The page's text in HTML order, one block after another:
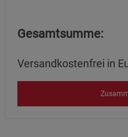
Gesamtsumme:
Versandkostenfrei in